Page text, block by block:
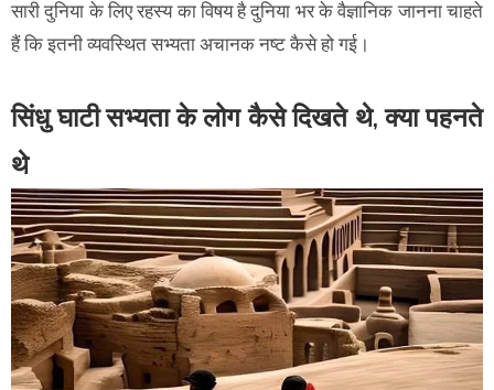
सारी दुनिया के लिए रहस्य का विषय है दुनिया भर के वैज्ञानिक जानना चाहते
हैं कि इतनी व्यवस्थित सभ्यता अचानक नष्ट कैसे हो गई।
सिंधु घाटी सभ्यता के लोग कैसे दिखते थे, क्या पहनते
थे